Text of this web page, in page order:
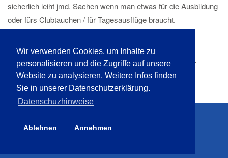
Wir verwenden Cookies, um Inhalte zu
personalisieren und die Zugriffe auf unsere
Website zu analysieren. Weitere Infos finden
Sie in unserer Datenschutzerklärung.
Datenschuzhinweise
Ablehnen Annehmen
sicherlich leiht jmd. Sachen wenn man etwas für die Ausbildung
oder fürs Clubtauchen / für Tagesausflüge braucht.
Wichtig:
gebuchter Tauchkurse ist bereis im Kurspreis inbegriffen.